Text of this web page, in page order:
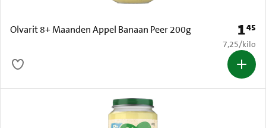
Olvarit 8+ Maanden Appel Banaan Peer 200g Prijs:
145
€ 7,25 per
7,25/kilo